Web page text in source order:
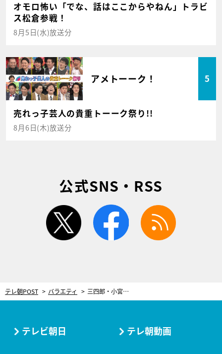
オモロ怖い「でな、話はここからやねん」トラビ
ス松倉参戦！
8月5日(水)放送分
アメトーーク！ 5
売れっ子芸人の貴重トーーク祭り!!
8月6日(木)放送分
公式SNS・RSS
twitter facebook
テレ朝POST バラエティ 三四郎・小宮、整形を初告白！「一番気になる」「邪魔だなぁと思って」
テレビ朝日 テレ朝動画